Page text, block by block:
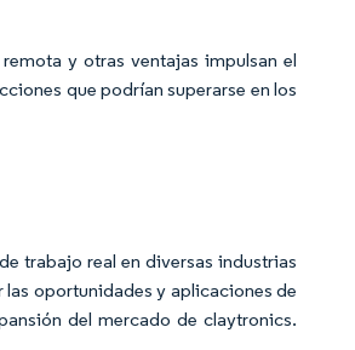
y otras ventajas impulsan el
que podrían superarse en los
trabajo real en diversas industrias
las oportunidades y aplicaciones de
del mercado de claytronics.